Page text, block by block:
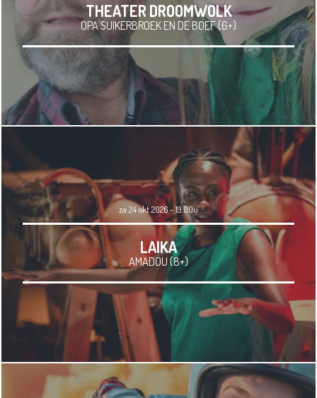
THEATER DROOMWOLK
OPA SUIKERBROEK EN DE BOEF (6+)
za 24 okt 2026 - 19.00u
LAIKA
AMADOU (8+)